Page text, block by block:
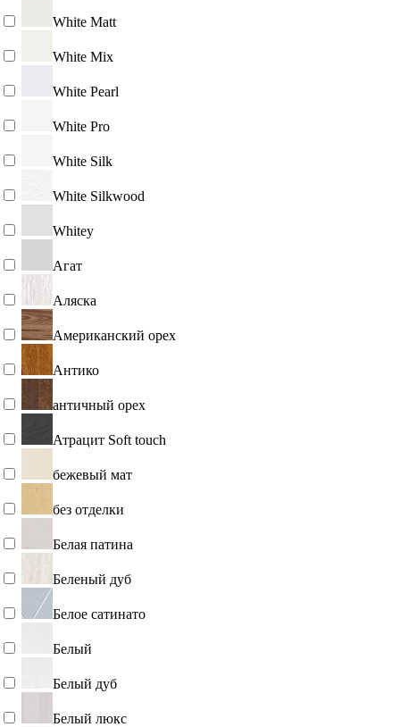
White Matt
White Mix
White Pearl
White Pro
White Silk
White Silkwood
Whitey
Агат
Аляска
Американский орех
Антико
античный орех
Атрацит Soft touch
бежевый мат
без отделки
Белая патина
Беленый дуб
Белое сатинато
Белый
Белый дуб
Белый люкс